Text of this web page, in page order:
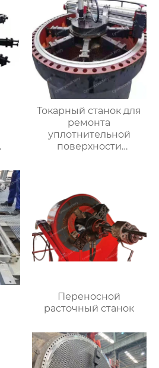
Токарный станок для
ремонта
уплотнительной
поверхности
Переносной
расточный станок